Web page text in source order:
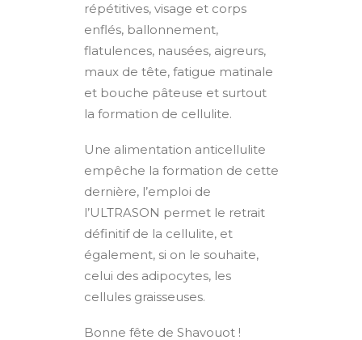
répétitives, visage et corps
enflés, ballonnement,
flatulences, nausées, aigreurs,
maux de tête, fatigue matinale
et bouche pâteuse et surtout
la formation de cellulite.
Une alimentation anticellulite
empêche la formation de cette
dernière, l’emploi de
l’ULTRASON permet le retrait
définitif de la cellulite, et
également, si on le souhaite,
celui des adipocytes, les
cellules graisseuses.
Bonne fête de Shavouot !